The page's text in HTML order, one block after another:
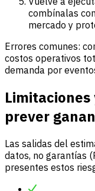
combínalas
mercado y
Errores comunes:
costos operativos
demanda por
prever
Las salidas del
datos, no garantías
presentes estos